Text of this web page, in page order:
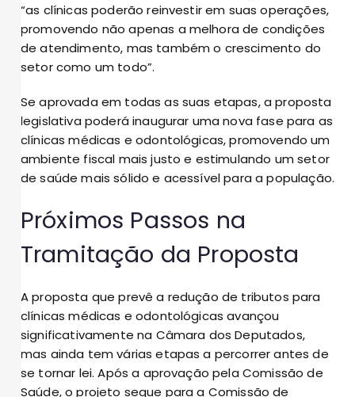
“as clínicas poderão reinvestir em suas operações,
promovendo não apenas a melhora de condições
de atendimento, mas também o crescimento do
setor como um todo”.
Se aprovada em todas as suas etapas, a proposta
legislativa poderá inaugurar uma nova fase para as
clínicas médicas e odontológicas, promovendo um
ambiente fiscal mais justo e estimulando um setor
de saúde mais sólido e acessível para a população.
Próximos Passos na
Tramitação da Proposta
A proposta que prevê a redução de tributos para
clínicas médicas e odontológicas avançou
significativamente na Câmara dos Deputados,
mas ainda tem várias etapas a percorrer antes de
se tornar lei. Após a aprovação pela Comissão de
Saúde, o projeto segue para a Comissão de